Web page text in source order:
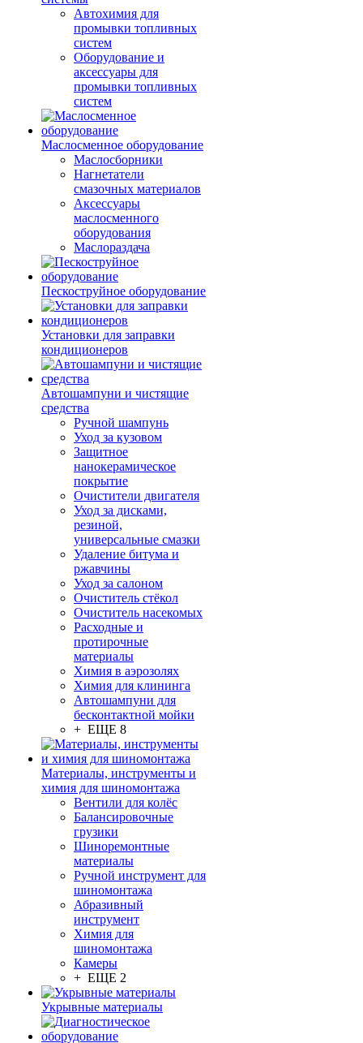
Автохимия для
промывки топливных
систем
Оборудование и
аксессуары для
промывки топливных
систем
Маслосменное оборудование
Маслосборники
Нагнетатели
смазочных материалов
Аксессуары
маслосменного
оборудования
Маслораздача
Пескоструйное оборудование
Установки для заправки
кондиционеров
Автошампуни и чистящие
средства
Ручной шампунь
Уход за кузовом
Защитное
нанокерамическое
покрытие
Очистители двигателя
Уход за дисками,
резиной,
универсальные смазки
Удаление битума и
ржавчины
Уход за салоном
Очиститель стёкол
Очиститель насекомых
Расходные и
протирочные
материалы
Химия в аэрозолях
Химия для клининга
Автошампуни для
бесконтактной мойки
+ ЕЩЕ 8
Материалы, инструменты и
химия для шиномонтажа
Вентили для колёс
Балансировочные
грузики
Шиноремонтные
материалы
Ручной инструмент для
шиномонтажа
Абразивный
инструмент
Химия для
шиномонтажа
Камеры
+ ЕЩЕ 2
Укрывные материалы